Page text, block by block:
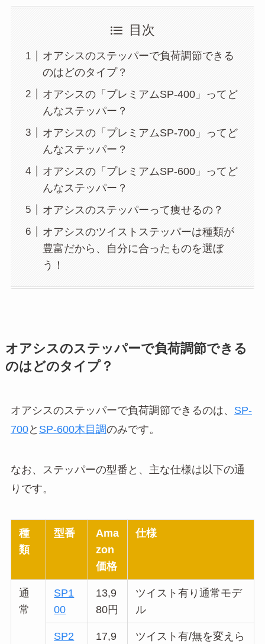
目次
オアシスのステッパーで負荷調節できる
のはどのタイプ？
オアシスの「プレミアムSP-400」ってど
んなステッパー？
オアシスの「プレミアムSP-700」ってど
んなステッパー？
オアシスの「プレミアムSP-600」ってど
んなステッパー？
オアシスのステッパーって痩せるの？
オアシスのツイストステッパーは種類が
豊富だから、自分に合ったものを選ぼ
う！
オアシスのステッパーで負荷調節できる
のはどのタイプ？
オアシスのステッパーで負荷調節できるのは、 SP-
700と SP-600木目調のみです。
なお、ステッパーの型番と、主な仕様は以下の通
りです。
種
類
型番
Ama
zon
価格
仕様
通
常
SP1
00
13,9
80円
ツイスト有り通常モデ
ル
SP2
17,9
ツイスト有/無を変えら